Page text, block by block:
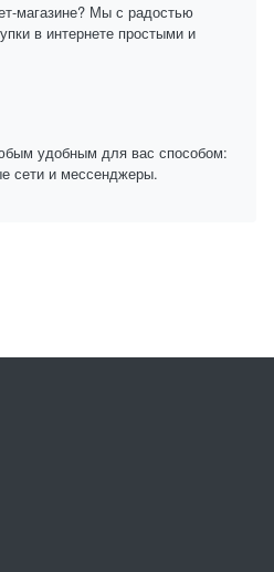
магазине? Мы с радостью
в интернете простыми и
удобным для вас способом:
сети и мессенджеры.